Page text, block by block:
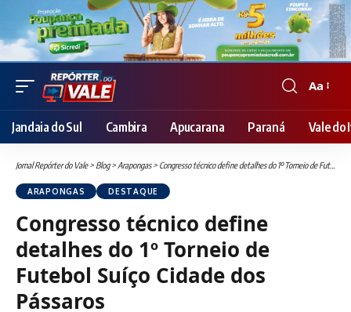
Font
Resizer
Aa
Jandaia do Sul Cambira Apucarana Paraná Vale do
Jornal Repórter do Vale> Blog>Arapongas> Congresso técnico define detalhes do 1º Torneio de Futebol Suíço Cidade dos Pássaros
ARAPONGAS DESTAQUE
Congresso técnico define
detalhes do 1º Torneio de
Futebol Suíço Cidade dos
Pássaros